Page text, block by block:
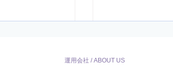
運用会社 / ABOUT US